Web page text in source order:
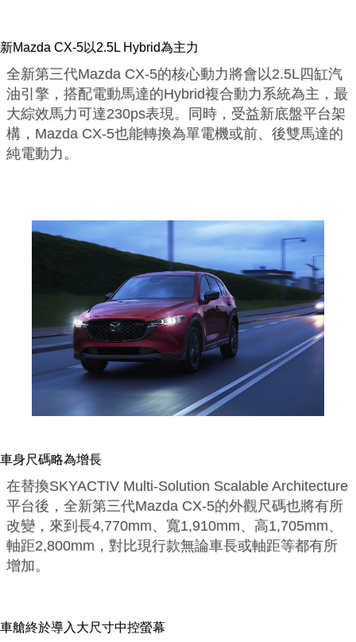
新Mazda CX-5以2.5L Hybrid為主力
全新第三代Mazda CX-5的核心動力將會以2.5L四缸汽
油引擎，搭配電動馬達的Hybrid複合動力系統為主，最
大綜效馬力可達230ps表現。同時，受益新底盤平台架
構，Mazda CX-5也能轉換為單電機或前、後雙馬達的
純電動力。
車身尺碼略為增長
在替換SKYACTIV Multi-Solution Scalable Architecture
平台後，全新第三代Mazda CX-5的外觀尺碼也將有所
改變，來到長4,770mm、寬1,910mm、高1,705mm、
軸距2,800mm，對比現行款無論車長或軸距等都有所
增加。
車艙終於導入大尺寸中控螢幕